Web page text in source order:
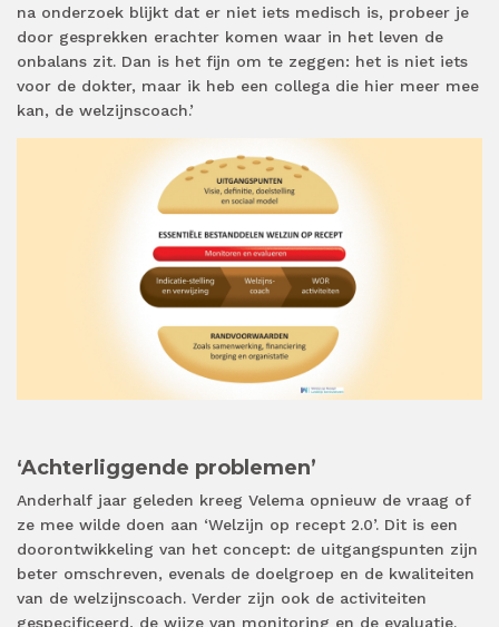
na onderzoek blijkt dat er niet iets medisch is, probeer je
door gesprekken erachter komen waar in het leven de
onbalans zit. Dan is het fijn om te zeggen: het is niet iets
voor de dokter, maar ik heb een collega die hier meer mee
kan, de welzijnscoach.’
‘Achterliggende problemen’
Anderhalf jaar geleden kreeg Velema opnieuw de vraag of
ze mee wilde doen aan ‘Welzijn op recept 2.0’. Dit is een
doorontwikkeling van het concept: de uitgangspunten zijn
beter omschreven, evenals de doelgroep en de kwaliteiten
van de welzijnscoach. Verder zijn ook de activiteiten
gespecificeerd, de wijze van monitoring en de evaluatie.